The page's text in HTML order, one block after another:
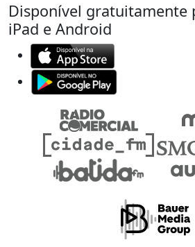
Disponível gratuitamente
iPad e Android